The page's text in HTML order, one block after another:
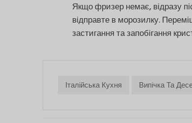
Якщо фризер немає, відразу
відправте в морозилку.
застигання та запобігання
Італійська Кухня Випічка Та